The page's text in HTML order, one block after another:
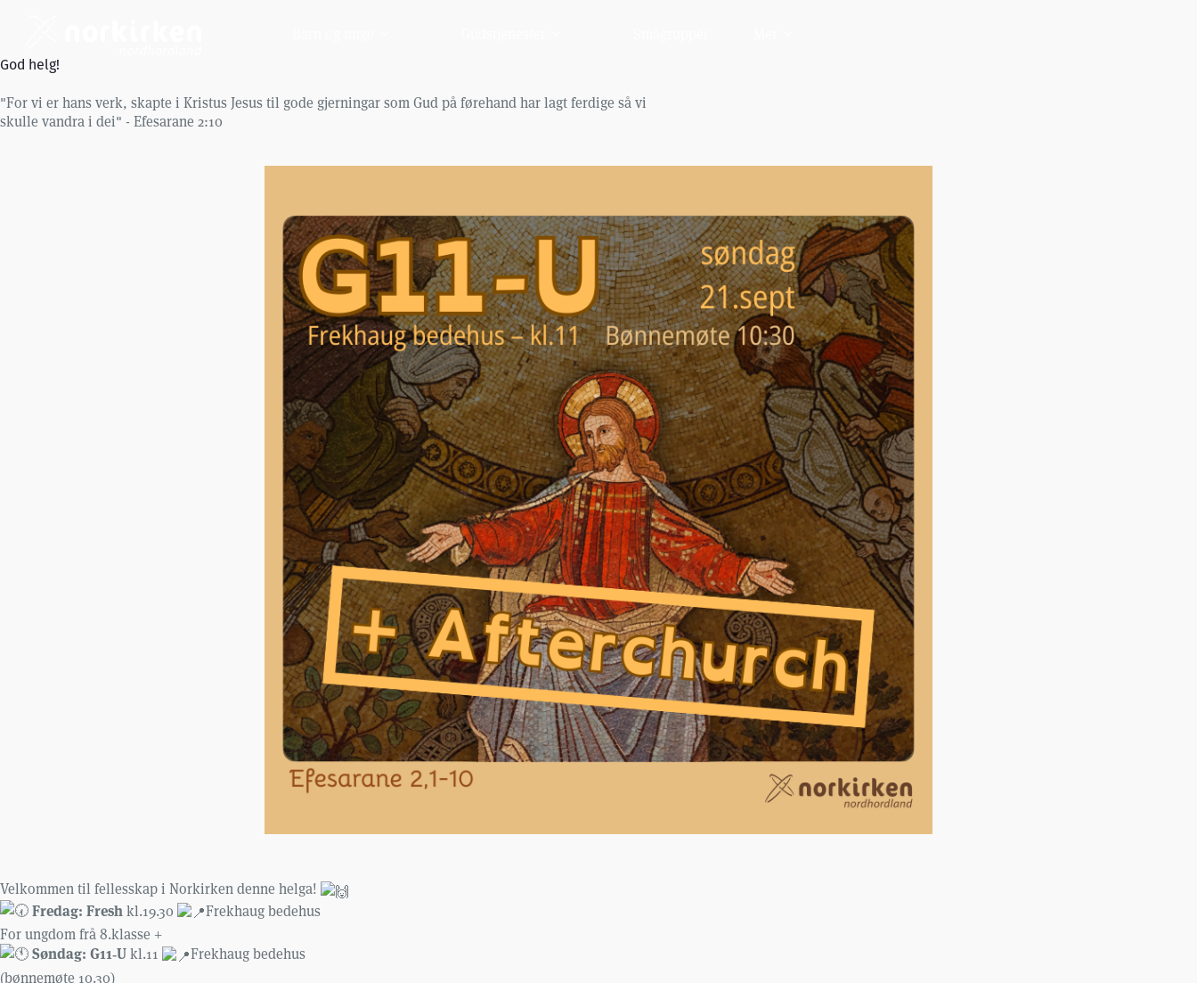
God helg!
"For vi er hans verk, skapte i Kristus Jesus til gode gjerningar som Gud på førehand har lagt ferdige så vi
skulle vandra i dei" - Efesarane 2:10
Velkommen til fellesskap i Norkirken denne helga!
Fredag: Fresh kl.19.30
Frekhaug bedehus
For ungdom frå 8.klasse +
Søndag: G11‑Ukl.11
Frekhaug bedehus
(bønnemøte 10.30)